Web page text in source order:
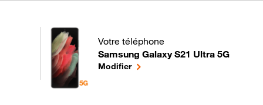
Votre téléphone
Samsung Galaxy S21 Ultra 5G
pour votre Samsung Galaxy S21 Ultra 5G
Modifierle téléphone sélectionné